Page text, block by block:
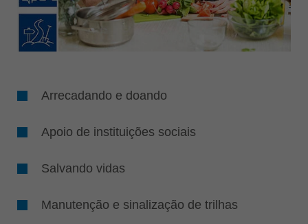
Arrecadando e doando
Apoio de instituições sociais
Salvando vidas
Manutenção e sinalização de trilhas